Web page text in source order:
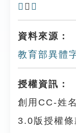
𢴵 、 㨛
資料來源：
教育部異體
授權資訊：
創用CC-姓
3.0版授權條